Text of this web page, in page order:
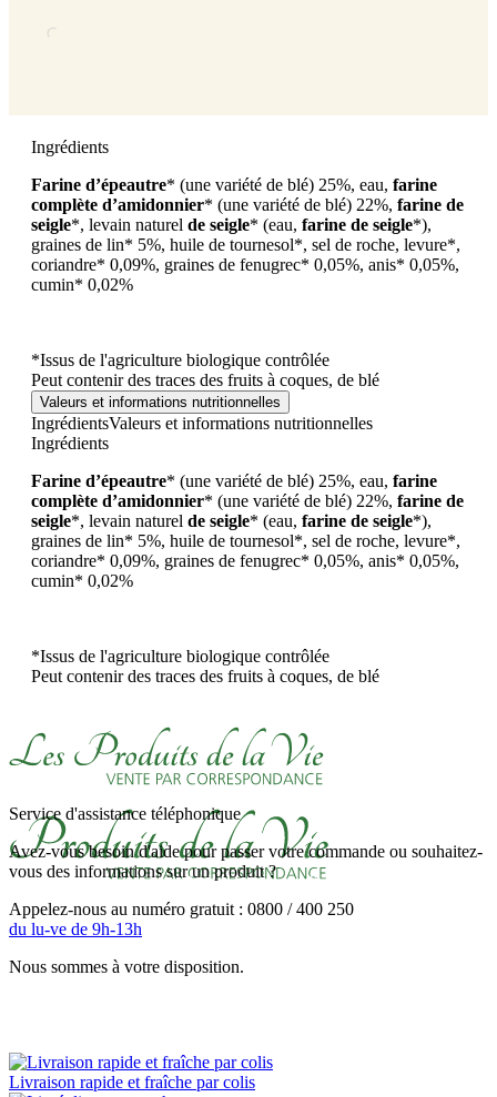
Ingrédients
Farine d’épeautre* (une variété de blé) 25%, eau, farine
complète d’amidonnier* (une variété de blé) 22%, farine de
seigle*, levain naturel de seigle* (eau, farine de seigle*),
graines de lin* 5%, huile de tournesol*, sel de roche, levure*,
coriandre* 0,09%, graines de fenugrec* 0,05%, anis* 0,05%,
cumin* 0,02%
*Issus de l'agriculture biologique contrôlée
Peut contenir des traces des fruits à coques, de blé
Valeurs et informations nutritionnelles
IngrédientsValeurs et informations nutritionnelles
Ingrédients
Farine d’épeautre* (une variété de blé) 25%, eau, farine
complète d’amidonnier* (une variété de blé) 22%, farine de
seigle*, levain naturel de seigle* (eau, farine de seigle*),
graines de lin* 5%, huile de tournesol*, sel de roche, levure*,
coriandre* 0,09%, graines de fenugrec* 0,05%, anis* 0,05%,
cumin* 0,02%
*Issus de l'agriculture biologique contrôlée
Peut contenir des traces des fruits à coques, de blé
Service d'assistance téléphonique
Avez-vous besoin d'aide pour passer votre commande ou souhaitez-
vous des informations sur un produit ?
Appelez-nous au numéro gratuit : 0800 / 400 250
du lu-ve de 9h-13h
Nous sommes à votre disposition.
Livraison rapide et fraîche par colis